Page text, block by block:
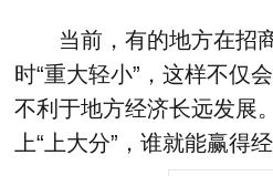
当前，有的地方在招
时“重大轻小”，这样不仅
不利于地方经济长远发展
上“上大分”，谁就能赢得